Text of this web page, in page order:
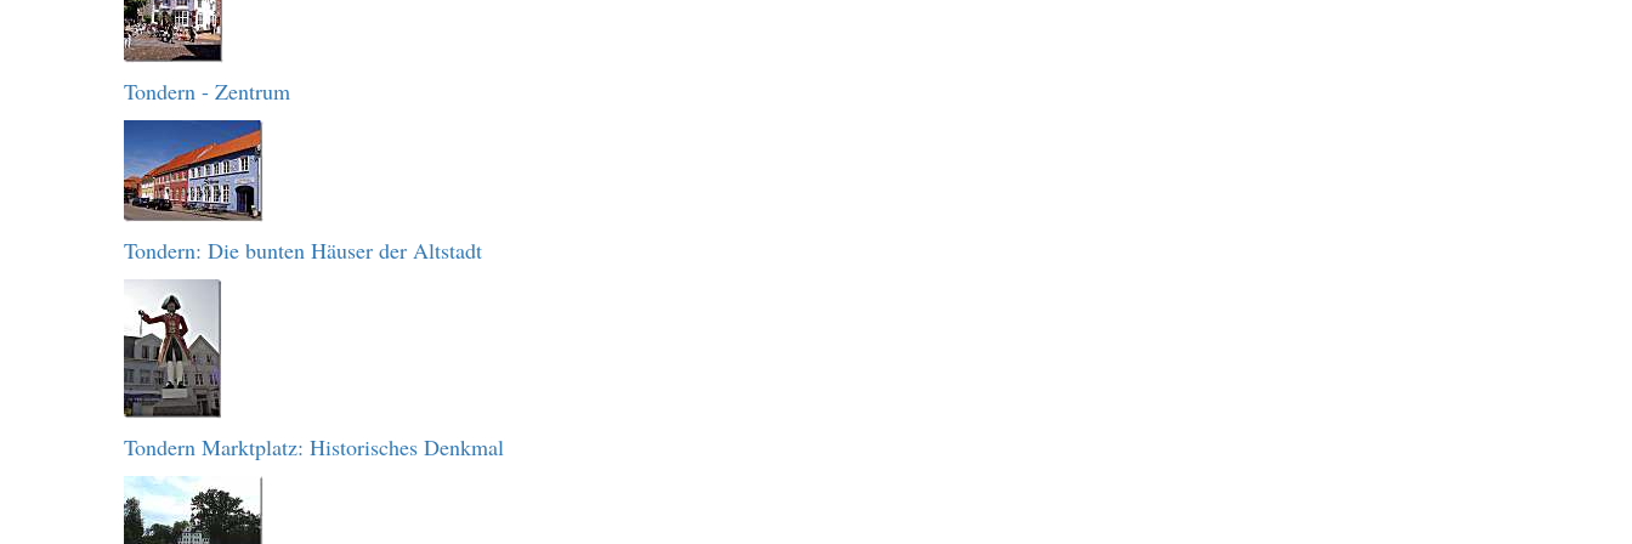
Tondern - Zentrum
Tondern: Die bunten Häuser der Altstadt
Tondern Marktplatz: Historisches Denkmal